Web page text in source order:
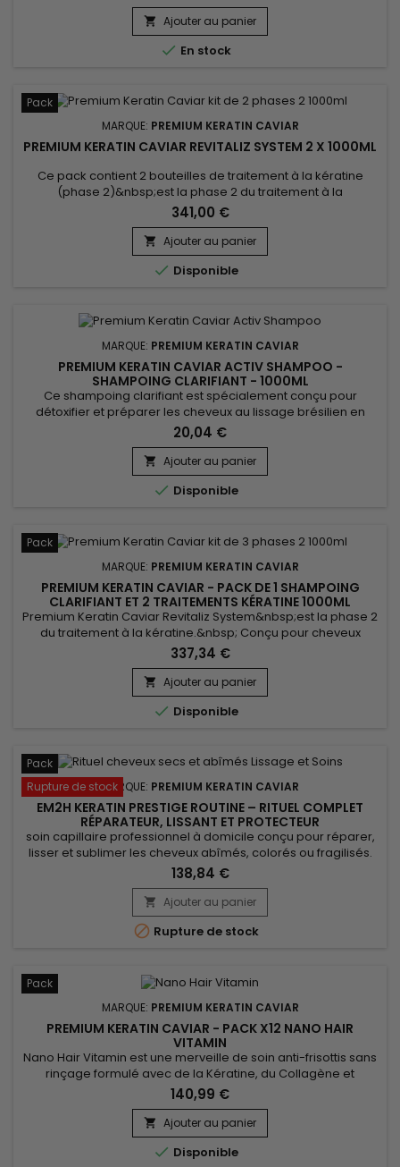
Keratin Caviar Soin Hydratant à la Kératine associe la Phyto-
Kératine, le Panthénol et l'Huile d'Argan pour restaurer la
douceur, renforcer la fibre capillaire, faciliter le coiffage et
révéler...
 Ajouter au panier
 En stock
Pack
MARQUE: PREMIUM KERATIN CAVIAR
PREMIUM KERATIN CAVIAR REVITALIZ SYSTEM 2 X 1000ML
Ce pack contient 2 bouteilles de traitement à la kératine
(phase 2)&nbsp;est la phase 2 du traitement à la
kératine.&nbsp; Conçu pour les cheveux abîmés et secs, ce
lissage brésilien est aussi parfait pour les types de
cheveux.&nbsp; Riche en Kératine, il renforce, gaine et
répare les cheveux abîmés et affaiblis. &nbsp;Premium
Keratin Caviar donne...
341,00 €
 Ajouter au panier
 Disponible
MARQUE: PREMIUM KERATIN CAVIAR
PREMIUM KERATIN CAVIAR ACTIV SHAMPOO -
SHAMPOING CLARIFIANT - 1000ML
Ce shampoing clarifiant est spécialement conçu pour
détoxifier et préparer les cheveux au lissage brésilien en
éliminant les impuretés et les résidus de produits tout en
offrant un nettoyage en profondeur. Le Premium Keratin
Caviar Activ Shampoo utilise une combinaison d'ingrédients
naturels tels que l'extrait de cacao, l'huile de coton et l'extrait
de...
20,04 €
 Ajouter au panier
 Disponible
Pack
MARQUE: PREMIUM KERATIN CAVIAR
PREMIUM KERATIN CAVIAR - PACK DE 1 SHAMPOING
CLARIFIANT ET 2 TRAITEMENTS KÉRATINE 1000ML
Premium Keratin Caviar Revitaliz System&nbsp;est la phase 2
du traitement à la kératine.&nbsp; Conçu pour cheveux
abimés, secs, ce lissage brésilien convient aussi
parfaitement à tous les types de cheveux. Riche en Kératine,
il&nbsp;renforce, gaine et répare tous cheveux abîmés et
affaiblis.&nbsp; Premium Keratin Caviar&nbsp;donne
souplesse, brillance,...
337,34 €
 Ajouter au panier
 Disponible
Pack
Rupture de stockMARQUE: PREMIUM KERATIN CAVIAR
EM2H KERATIN PRESTIGE ROUTINE – RITUEL COMPLET
RÉPARATEUR, LISSANT ET PROTECTEUR
soin capillaire professionnel à domicile conçu pour réparer,
lisser et sublimer les cheveux abîmés, colorés ou fragilisés.
Ce kit complet comprend un shampoing clarifiant, un lissage
brésilien à la kératine, un masque Blind’Age capillaire, un
shampoing post-lissage et un conditionneur post-lissage.En
cinq étapes, il nettoie, reconstruit et nourrit la...
138,84 €
 Ajouter au panier
 Rupture de stock
Pack
MARQUE: PREMIUM KERATIN CAVIAR
PREMIUM KERATIN CAVIAR - PACK X12 NANO HAIR
VITAMIN
Nano Hair Vitamin est une merveille de soin anti-frisottis sans
rinçage formulé avec de la Kératine, du Collagène et
protéine de Soie.&nbsp; Adapté à tous les types de cheveux,
Nano Hair Vitamin répare, nourrit et hydrate en profondeur
tous les cheveux abîmés, secs et poreux.&nbsp; Protecteur
thermique non gras, Nano Hair Vitamin démêle en douceur,...
140,99 €
 Ajouter au panier
 Disponible